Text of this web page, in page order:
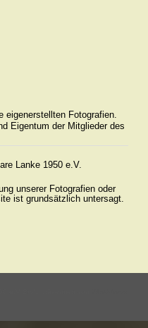
eigenerstellten Fotografien.
Eigentum der Mitglieder des
Lanke 1950 e.V.
unserer Fotografien oder
ist grundsätzlich untersagt.